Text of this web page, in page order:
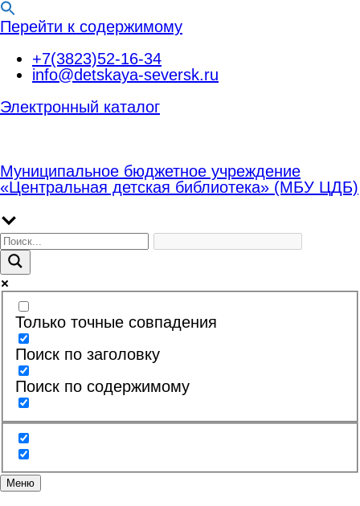
Перейти к содержимому
+7(3823)52-16-34
info@detskaya-seversk.ru
Электронный каталог
Муниципальное бюджетное учреждение
«Центральная детская библиотека» (МБУ ЦДБ)
Только точные совпадения
Поиск по заголовку
Поиск по содержимому
Меню